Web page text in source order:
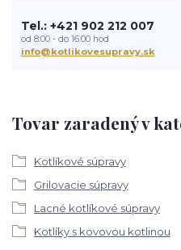
Tovar zaradený v
Kotlíkové súpravy
Grilovacie súpravy
Lacné kotlíkové súpravy
Kotlíky s kovovou kotlinou
Tel.: +421 902 212 007
od 8:00 - do 16:00 hod
info@kotlikovesupravy.sk